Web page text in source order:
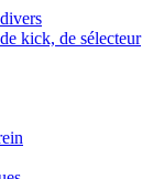
kick, de sélecteur